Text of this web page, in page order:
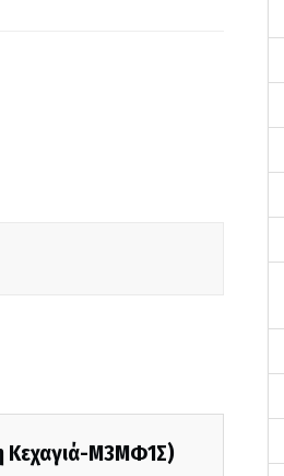
Κεχαγιά-Μ3ΜΦ1Σ)